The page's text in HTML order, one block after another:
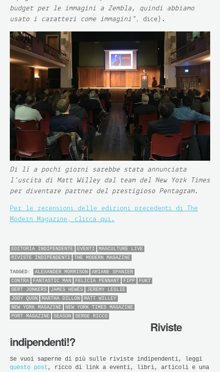
budget per le immagini a Zembla, quindi abbiamo
usato i caratteri come immagini” , dice).
Di lì a pochi giorni sarebbe stata annunciata
l’uscita di Matt Willey dal team del New York Times
per diventare partner del prestigioso Pentagram.
Per le recensioni delle edizioni precedenti di The
Modern Magazine, clicca qui.
EDITORIA INDIPENDENTE EVENTI
MAGCULTURE LIVE
RIVISTE INDIPENDENTI
THE MODERN MAGAZINE
TAGGED: ALEXANDER MORRISON
ARIANE SPANIER
CONTRA
FANTASTIC MAN FELICIA PENNANT FIPP
FUKT
GERT JONKERS
JAMES HEWES
JEREMY LESLIE
JODY QUON
MARTHA DILLON
MATT WILLEY
NEW YORK MAGAZINE
NEW YORK TIMES MAGAZINE
PORT MAGAZINE
SEASON SERGE RICCO
Riviste
indipendenti!?
Se vuoi saperne di più sulle riviste indipendenti, leggi
questo post , ricco di link a eventi, libri, articoli e una